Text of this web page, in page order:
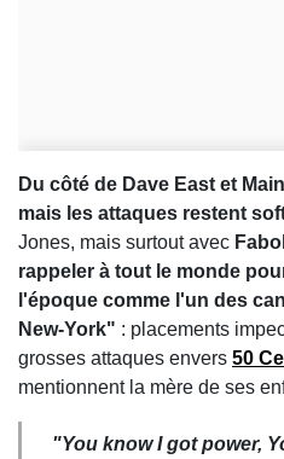
Du côté de Dave East et
mais les attaques restent
Jones, mais surtout avec
rappeler à tout le monde
l'époque comme l'un des
New-York" : placements
grosses attaques envers 50
mentionnent la mère de ses
"You know I got power,